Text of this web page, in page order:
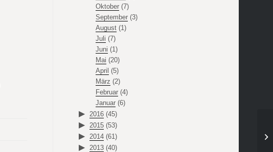
Oktober(7)
September(3)
August(1)
Juli (7)
Juni (1)
Mai (20)
April (5)
März (2)
Februar(4)
Januar(6)
2016 (45)
2015 (53)
2014 (61)
2013 (40)